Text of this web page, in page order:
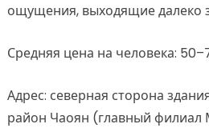
ощущения, выходящие далеко
Средняя цена на человека:
Адрес: северная сторона
район Чаоян (главный филиал